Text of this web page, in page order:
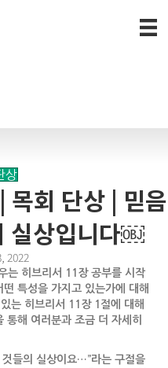
상
회 단상 | 믿음
실상입니다￼
2022
는 히브리서 11장 공부를 시작
특성을 가지고 있는가에 대해
는 히브리서 11장 1절에 대해
통해 여러분과 조금 더 자세히
것들의 실상이요…”라는 구절을